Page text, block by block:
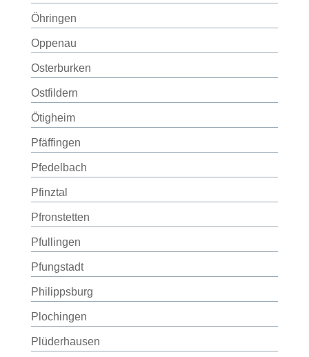
Öhringen
Oppenau
Osterburken
Ostfildern
Ötigheim
Pfäffingen
Pfedelbach
Pfinztal
Pfronstetten
Pfullingen
Pfungstadt
Philippsburg
Plochingen
Plüderhausen